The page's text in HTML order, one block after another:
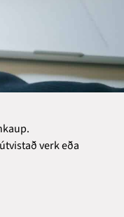
verk eða